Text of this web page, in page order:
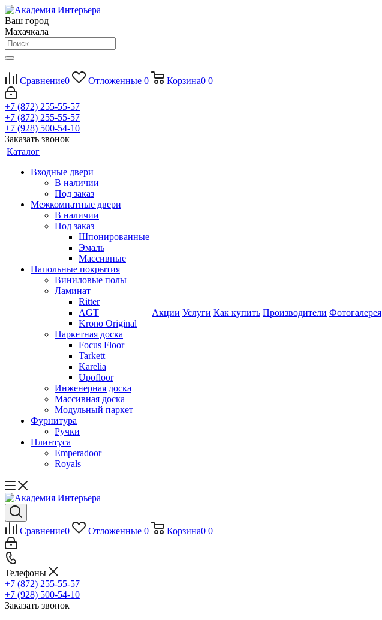
Ваш город
Махачкала
Сравнение0 Отложенные 0 Корзина0 0
+7 (872) 255-55-57
+7 (872) 255-55-57
+7 (928) 500-54-10
Заказать звонок
Каталог
Входные двери
В наличии
Под заказ
Межкомнатные двери
В наличии
Под заказ
Шпонированные
Эмаль
Массивные
Напольные покрытия
Виниловые полы
Ламинат
Ritter
AGT
Krono Original
Паркетная доска
Focus Floor
Tarkett
Karelia
Upofloor
Инженерная доска
Массивная доска
Модульный паркет
Фурнитура
Ручки
Плинтуса
Emperadoor
Royals
Акции Услуги Как купить Производители Фотогалерея
Сравнение0 Отложенные 0 Корзина0 0
Телефоны
+7 (872) 255-55-57
+7 (928) 500-54-10
Заказать звонок